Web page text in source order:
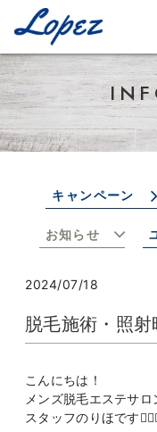
キャンペーン
お知らせ
2024/07/18
脱毛施術・照
こんにちは！
メンズ脱毛エステサロ
スタッフのりほです